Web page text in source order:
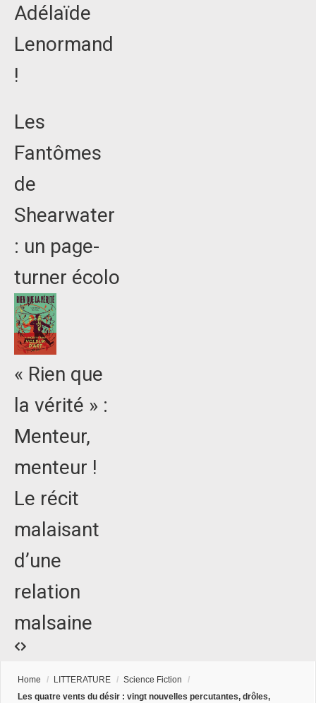
Adélaïde
Lenormand
!
Les
Fantômes
de
Shearwater
: un page-
turner écolo
« Rien que
la vérité » :
Menteur,
menteur !
Le récit
malaisant
d’une
relation
malsaine
Home / LITTERATURE / Science Fiction
/
Les quatre vents du désir : vingt nouvelles percutantes, drôles,